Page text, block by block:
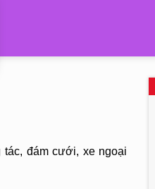
đám cưới, xe ngoại